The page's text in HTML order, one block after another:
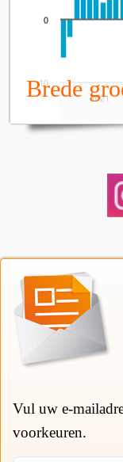
Brede
Vul uw e-
voorkeuren.